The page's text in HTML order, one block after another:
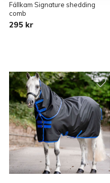
Fällkam Signature shedding
comb
295 kr